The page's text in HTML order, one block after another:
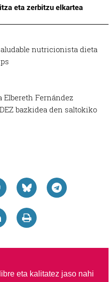
eta zerbitzu elkartea
Elbereth Fernández
bazkidea den saltokiko
eta kalitatez jaso nahi